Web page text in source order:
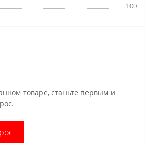
100
товаре, станьте первым и